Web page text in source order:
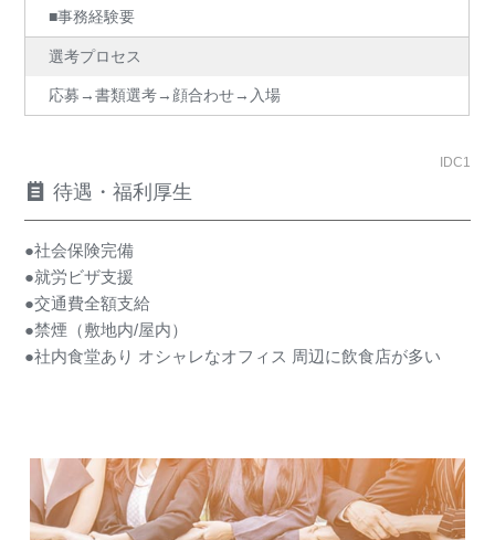
■事務経験要
選考プロセス
応募→書類選考→顔合わせ→入場
IDC1
待遇・福利厚生
●社会保険完備
●就労ビザ支援
●交通費全額支給
●禁煙（敷地内/屋内）
●社内食堂あり オシャレなオフィス 周辺に飲食店が多い